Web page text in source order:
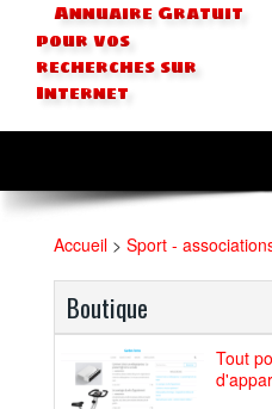
Annuaire Gratuit
pour vos
recherches sur
Internet
Accueil > Sport -
Boutique
Tout